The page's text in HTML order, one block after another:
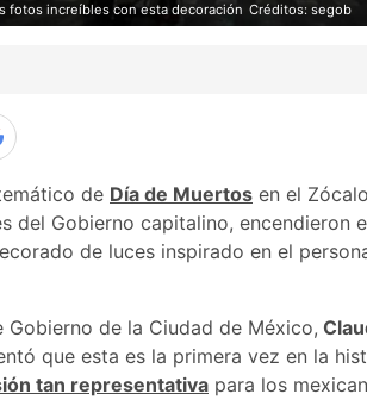
fotos increíbles con esta decoración Créditos: segob
de Día de Muertos en el
del Gobierno capitalino, encendieron
de luces inspirado en el
de la Ciudad de México,
que esta es la primera vez en la
tan representativa para los